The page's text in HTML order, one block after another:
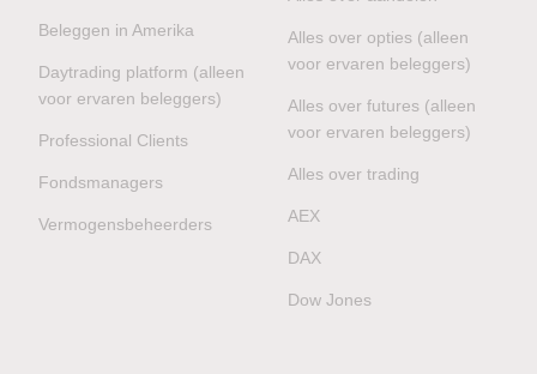
Beleggen in Amerika
Daytrading platform (alleen
voor ervaren beleggers)
Professional Clients
Fondsmanagers
Vermogensbeheerders
Alles over opties (alleen
voor ervaren beleggers)
Alles over futures (alleen
voor ervaren beleggers)
Alles over trading
AEX
DAX
Dow Jones